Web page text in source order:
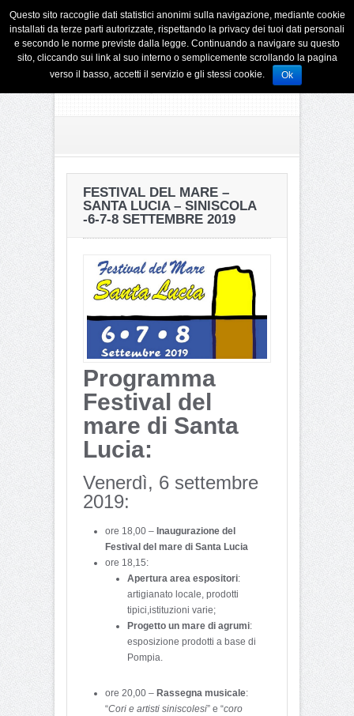
FESTIVAL DEL MARE –
SANTA LUCIA – SINISCOLA
-6-7-8 SETTEMBRE 2019
Programma
Festival del
mare di Santa
Lucia:
Venerdì, 6 settembre
2019:
ore 18,00 – Inaugurazione del
Festival del mare di Santa Lucia
ore 18,15:
Apertura area espositori:
artigianato locale, prodotti
tipici,istituzioni varie;
Progetto un mare di agrumi:
esposizione prodotti a base di
Pompia.
ore 20,00 – Rassegna musicale:
“Cori e artisti siniscolesi” e “coro
Questo sito raccoglie dati statistici anonimi sulla navigazione, mediante cookie
installati da terze parti autorizzate, rispettando la privacy dei tuoi dati personali
e secondo le norme previste dalla legge. Continuando a navigare su questo
sito, cliccando sui link al suo interno o semplicemente scrollando la pagina
verso il basso, accetti il servizio e gli stessi cookie.
Ok